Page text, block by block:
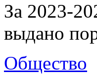
За 2023-
выдано
Общество